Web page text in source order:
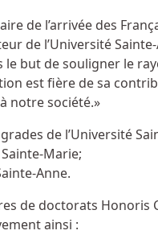
de l’arrivée des
de l’Université
but de souligner le
est fière de sa
notre société.»
de l’Université
Marie;
Anne.
de doctorats Honoris
ainsi :